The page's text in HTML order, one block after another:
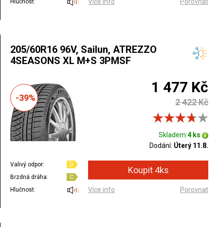
Hlučnost:
205/60R16 96V, Sailun, ATREZZO
4SEASONS XL M+S 3PMSF
-39%
1 477 Kč
2 422 Kč
Skladem:4 ks
Dodání: Úterý 11.8.
Valivý odpor:
D
Brzdná dráha:
C
Hlučnost:
Více info Porovnat